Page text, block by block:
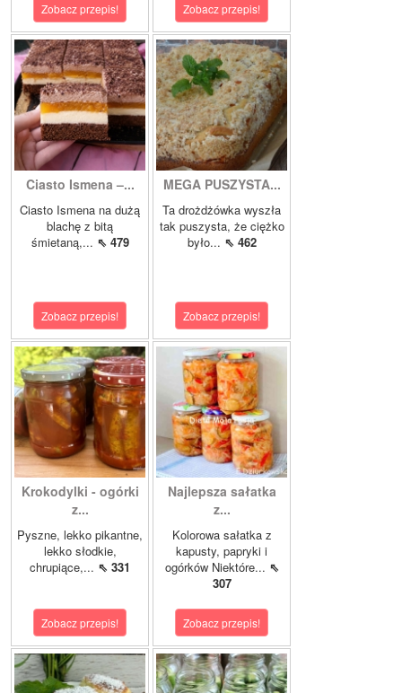
Zobacz przepis! Zobacz przepis!
Ciasto Ismena –...
Ciasto Ismena na dużą
blachę z bitą
śmietaną,... ⇖ 479
Zobacz przepis!
MEGA PUSZYSTA...
Ta drożdżówka wyszła
tak puszysta, że ciężko
było... ⇖ 462
Zobacz przepis!
Krokodylki - ogórki
z...
Pyszne, lekko pikantne,
lekko słodkie,
chrupiące,... ⇖ 331
Zobacz przepis!
Najlepsza sałatka
z...
Kolorowa sałatka z
kapusty, papryki i
ogórków Niektóre... ⇖
307
Zobacz przepis!